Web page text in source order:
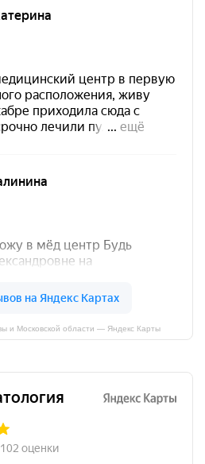
и Московской области — Яндекс Карты